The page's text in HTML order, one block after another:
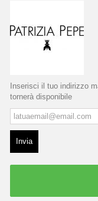
Inserisci il tuo indirizzo
tornerà disponibile
Invia